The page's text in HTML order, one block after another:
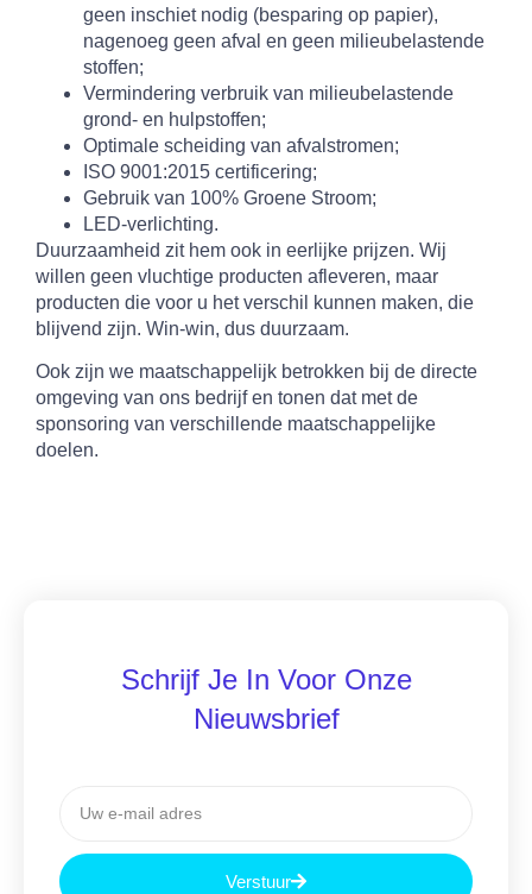
geen inschiet nodig (besparing op papier),
nagenoeg geen afval en geen milieubelastende
stoffen;
Vermindering verbruik van milieubelastende
grond- en hulpstoffen;
Optimale scheiding van afvalstromen;
ISO 9001:2015 certificering;
Gebruik van 100% Groene Stroom;
LED-verlichting.
Duurzaamheid zit hem ook in eerlijke prijzen. Wij
willen geen vluchtige producten afleveren, maar
producten die voor u het verschil kunnen maken, die
blijvend zijn. Win-win, dus duurzaam.
Ook zijn we maatschappelijk betrokken bij de directe
omgeving van ons bedrijf en tonen dat met de
sponsoring van verschillende maatschappelijke
doelen.
Schrijf Je In Voor Onze
Nieuwsbrief
Verstuur